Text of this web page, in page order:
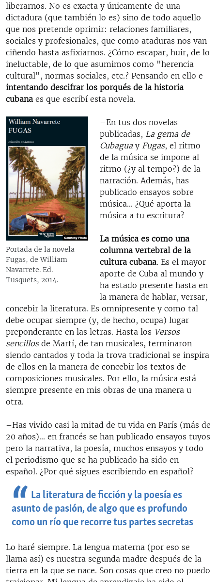
liberarnos. No es exacta y únicamente de una
dictadura (que también lo es) sino de todo aquello
que nos pretende oprimir: relaciones familiares,
sociales y profesionales, que como ataduras nos van
ciñendo hasta asfixiarnos. ¿Cómo escapar, huir, de lo
ineluctable, de lo que asumimos como "herencia
cultural", normas sociales, etc.? Pensando en ello e
intentando descifrar los porqués de la historia
cubana es que escribí esta novela.
Portada de la novela
Fugas, de William
Navarrete. Ed.
Tusquets, 2014.
–En tus dos novelas
publicadas, La gema de
Cubaguay Fugas, el ritmo
de la música se impone al
ritmo (¿y al tempo?) de la
narración. Además, has
publicado ensayos sobre
música... ¿Qué aporta la
música a tu escritura?
La música es como una
columna vertebral de la
cultura cubana. Es el mayor
aporte de Cuba al mundo y
ha estado presente hasta en
la manera de hablar, versar,
concebir la literatura. Es omnipresente y como tal
debe ocupar siempre (y, de hecho, ocupa) lugar
preponderante en las letras. Hasta los Versos
sencillosde Martí, de tan musicales, terminaron
siendo cantados y toda la trova tradicional se inspira
de ellos en la manera de concebir los textos de
composiciones musicales. Por ello, la música está
siempre presente en mis obras de una manera u
otra.
–Has vivido casi la mitad de tu vida en París (más de
20 años)... en francés se han publicado ensayos tuyos
pero la narrativa, la poesía, muchos ensayos y todo
el periodismo que se ha publicado ha sido en
español. ¿Por qué sigues escribiendo en español?
La literatura de ficción y la poesía es
asunto de pasión, de algo que es profundo
como un río que recorre tus partes secretas
Lo haré siempre. La lengua materna (por eso se
llama así) es nuestra segunda madre después de la
tierra en la que se nace. Son cosas que creo no puedo